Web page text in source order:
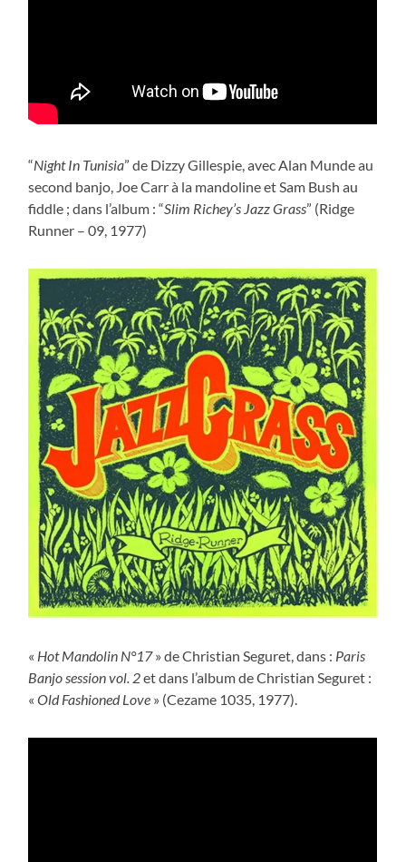
“Night In Tunisia” de Dizzy Gillespie, avec Alan Munde au
second banjo, Joe Carr à la mandoline et Sam Bush au
fiddle ; dans l’album : “Slim Richey’s Jazz Grass” (Ridge
Runner – 09, 1977)
« Hot Mandolin N°17» de Christian Seguret, dans : Paris
Banjo session vol. 2et dans l’album de Christian Seguret :
«Old Fashioned Love » (Cezame 1035, 1977).